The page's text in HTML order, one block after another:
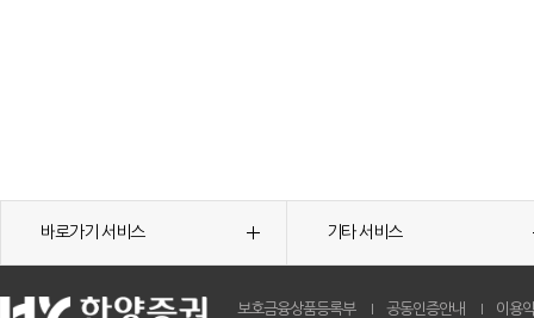
바로가기 서비스 기타 서비스
보호금융상품등록부 공동인증안내 이용